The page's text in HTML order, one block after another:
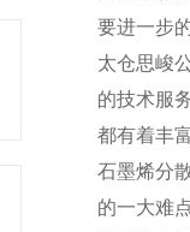
要进一步
太仓思峻
的技术服
都有着丰
石墨烯分
的一大难